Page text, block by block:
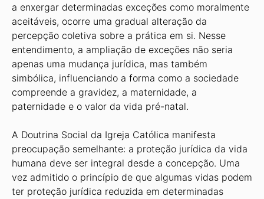
a enxergar determinadas exceções como moralmente
aceitáveis, ocorre uma gradual alteração da
percepção coletiva sobre a prática em si. Nesse
entendimento, a ampliação de exceções não seria
apenas uma mudança jurídica, mas também
simbólica, influenciando a forma como a sociedade
compreende a gravidez, a maternidade, a
paternidade e o valor da vida pré-natal.
A Doutrina Social da Igreja Católica manifesta
preocupação semelhante: a proteção jurídica da vida
humana deve ser integral desde a concepção. Uma
vez admitido o princípio de que algumas vidas podem
ter proteção jurídica reduzida em determinadas